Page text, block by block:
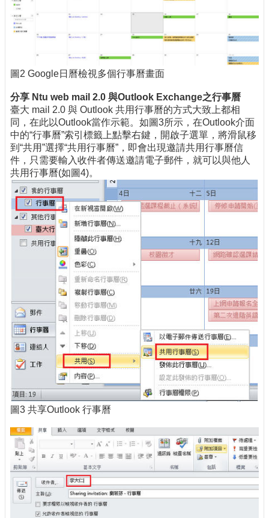
圖2 Google日曆檢視多個行事曆畫面
分享 Ntu web mail 2.0 與Outlook Exchange之行事曆
臺大 mail 2.0 與 Outlook 共用行事曆的方式大致上都相
同，在此以Outlook當作示範。如圖3所示，在Outlook介面
中的“行事曆”索引標籤上點擊右鍵，開啟子選單，將滑鼠移
到“共用”選擇“共用行事曆”，即會出現邀請共用行事曆信
件，只需要輸入收件者傳送邀請電子郵件，就可以與他人
共用行事曆(如圖4)。
圖3 共享Outlook 行事曆